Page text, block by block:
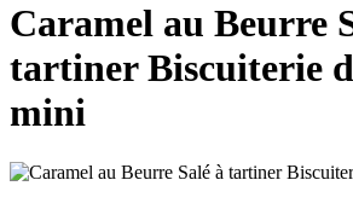
Caramel au Beurre
tartiner Biscuiterie
mini